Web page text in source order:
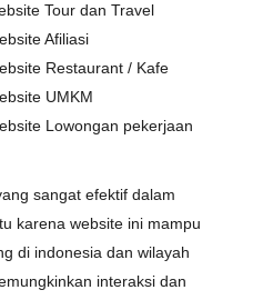
Tour dan Travel
Afiliasi
Restaurant / Kafe
UMKM
Lowongan pekerjaan
sangat efektif dalam
karena website ini mampu
di indonesia dan wilayah
interaksi dan